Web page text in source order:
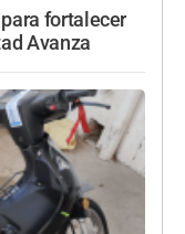
fortalecer
Avanza